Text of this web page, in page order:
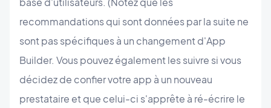
recommandations qui sont données par la suite ne
sont pas spécifiques à un changement d'App
Builder. Vous pouvez également les suivre si vous
décidez de confier votre app à un nouveau
prestataire et que celui-ci s'apprête à ré-écrire le